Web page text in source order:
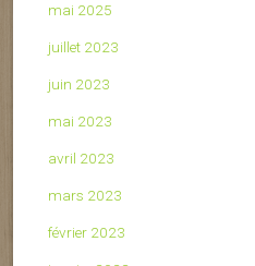
mai 2025
juillet 2023
juin 2023
mai 2023
avril 2023
mars 2023
février 2023